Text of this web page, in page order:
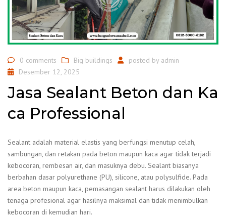
0 comments Big buildings posted by admin
Desember 12, 2025
Jasa Sealant Beton dan Ka
ca Professional
Sealant adalah material elastis yang berfungsi menutup celah,
sambungan, dan retakan pada beton maupun kaca agar tidak terjadi
kebocoran, rembesan air, dan masuknya debu. Sealant biasanya
berbahan dasar polyurethane (PU), silicone, atau polysulfide. Pada
area beton maupun kaca, pemasangan sealant harus dilakukan oleh
tenaga profesional agar hasilnya maksimal dan tidak menimbulkan
kebocoran di kemudian hari.